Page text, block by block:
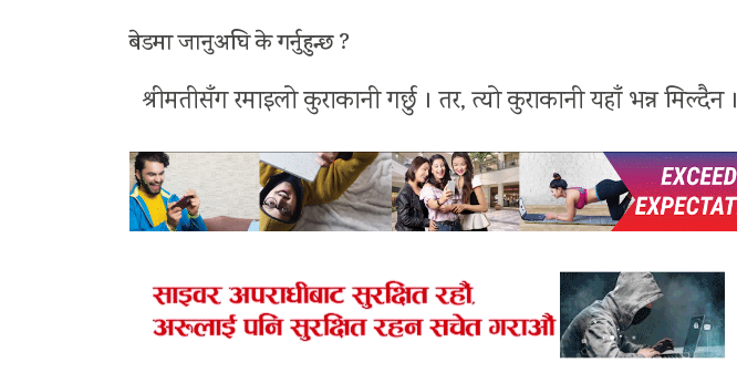
बेडमा जानुअघि के गर्नुहुन्छ ?
श्रीमतीसँग रमाइलो कुराकानी गर्छु । तर, त्यो कुराकानी यहाँ भन्न मिल्दैन ।